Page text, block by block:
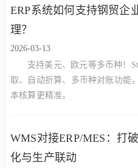
ERP系统如何支持钢贸企
理？
2026-03-13
支持美元、欧元等多币种！
取、自动折算、多币种对账功能
本核算更精准。
WMS对接ERP/MES：打
化与生产联动